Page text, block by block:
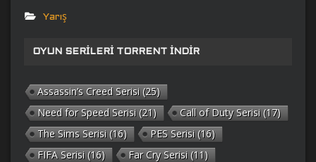
Yarış
OYUN SERILERI TORRENT İNDIR
Assassin’s Creed Serisi (25)
Need for Speed Serisi (21) Call of Duty Serisi (17)
The Sims Serisi (16) PES Serisi (16)
FIFA Serisi (16) Far Cry Serisi (11)